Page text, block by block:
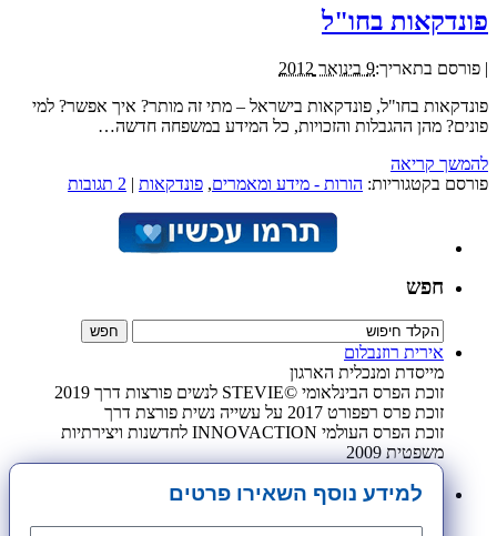
פונדקאות בחו"ל
| פורסם בתאריך:9 בינואר 2012
פונדקאות בחו"ל, פונדקאות בישראל – מתי זה מותר? איך אפשר? למי
פונים? מהן ההגבלות והזכויות, כל המידע במשפחה חדשה…
להמשך קריאה
פורסם בקטגוריות: הורות - מידע ומאמרים, פונדקאות | 2 תגובות
חפש
אירית רוזנבלום
מייסדת ומנכלית הארגון
זוכת הפרס הבינלאומי ©STEVIE לנשים פורצות דרך 2019
זוכת פרס רפפורט 2017 על עשייה נשית פורצת דרך
זוכת הפרס העולמי INNOVACTION לחדשנות ויצירתיות
משפטית 2009
למידע נוסף השאירו פרטים